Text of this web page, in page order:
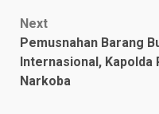
Next
Pemusnahan Barang
Internasional, Kapolda
Narkoba